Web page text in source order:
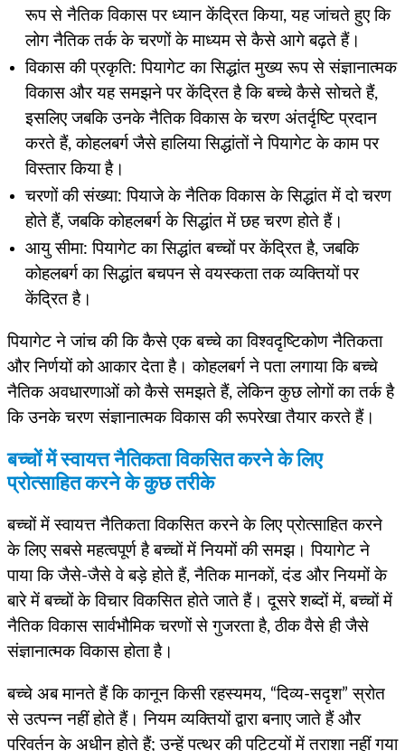
रूप से नैतिक विकास पर ध्यान केंद्रित किया, यह जांचते हुए कि
लोग नैतिक तर्क के चरणों के माध्यम से कैसे आगे बढ़ते हैं।
विकास की प्रकृति: पियागेट का सिद्धांत मुख्य रूप से संज्ञानात्मक
विकास और यह समझने पर केंद्रित है कि बच्चे कैसे सोचते हैं,
इसलिए जबकि उनके नैतिक विकास के चरण अंतर्दृष्टि प्रदान
करते हैं, कोहलबर्ग जैसे हालिया सिद्धांतों ने पियागेट के काम पर
विस्तार किया है।
चरणों की संख्या: पियाजे के नैतिक विकास के सिद्धांत में दो चरण
होते हैं, जबकि कोहलबर्ग के सिद्धांत में छह चरण होते हैं।
आयु सीमा: पियागेट का सिद्धांत बच्चों पर केंद्रित है, जबकि
कोहलबर्ग का सिद्धांत बचपन से वयस्कता तक व्यक्तियों पर
केंद्रित है।
पियागेट ने जांच की कि कैसे एक बच्चे का विश्वदृष्टिकोण नैतिकता
और निर्णयों को आकार देता है। कोहलबर्ग ने पता लगाया कि बच्चे
नैतिक अवधारणाओं को कैसे समझते हैं, लेकिन कुछ लोगों का तर्क है
कि उनके चरण संज्ञानात्मक विकास की रूपरेखा तैयार करते हैं।
बच्चों में स्वायत्त नैतिकता विकसित करने के लिए
प्रोत्साहित करने के कुछ तरीके
बच्चों में स्वायत्त नैतिकता विकसित करने के लिए प्रोत्साहित करने
के लिए सबसे महत्वपूर्ण है बच्चों में नियमों की समझ। पियागेट ने
पाया कि जैसे-जैसे वे बड़े होते हैं, नैतिक मानकों, दंड और नियमों के
बारे में बच्चों के विचार विकसित होते जाते हैं। दूसरे शब्दों में, बच्चों में
नैतिक विकास सार्वभौमिक चरणों से गुजरता है, ठीक वैसे ही जैसे
संज्ञानात्मक विकास होता है।
बच्चे अब मानते हैं कि कानून किसी रहस्यमय, “दिव्य-सदृश” स्रोत
से उत्पन्न नहीं होते हैं। नियम व्यक्तियों द्वारा बनाए जाते हैं और
परिवर्तन के अधीन होते हैं; उन्हें पत्थर की पट्टियों में तराशा नहीं गया